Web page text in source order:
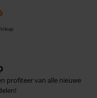
profiteer van alle nieuwe